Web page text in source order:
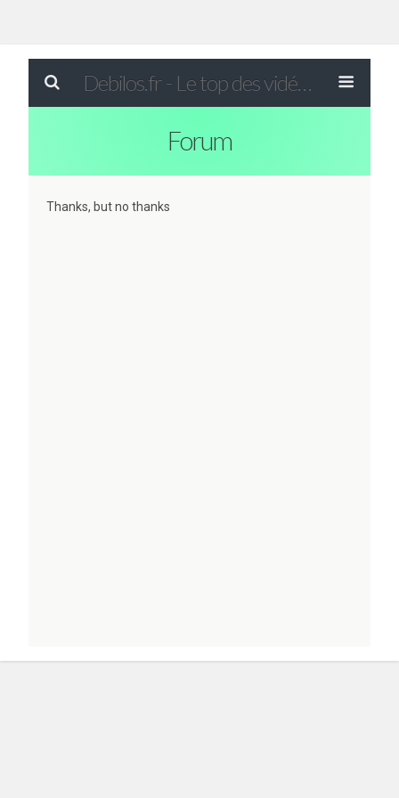
Debilos.fr - Le top des vidéos drôles du WEB !
Forum
Thanks, but no thanks